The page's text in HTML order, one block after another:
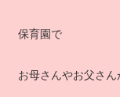
保育園で
お母さんやお父さ